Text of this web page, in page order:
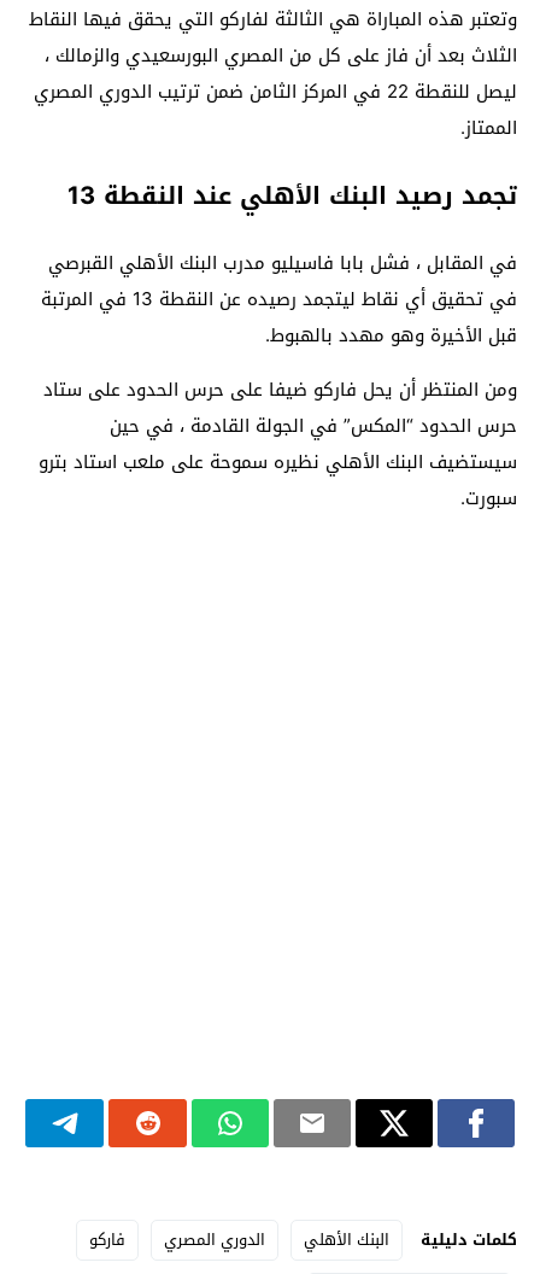
وتعتبر هذه المباراة هي الثالثة لفاركو التي يحقق فيها النقاط
الثلاث بعد أن فاز على كل من المصري البورسعيدي والزمالك ،
ليصل للنقطة 22 في المركز الثامن ضمن ترتيب الدوري المصري
الممتاز.
تجمد رصيد البنك الأهلي عند النقطة 13
في المقابل ، فشل بابا فاسيليو مدرب البنك الأهلي القبرصي
في تحقيق أي نقاط ليتجمد رصيده عن النقطة 13 في المرتبة
قبل الأخيرة وهو مهدد بالهبوط.
ومن المنتظر أن يحل فاركو ضيفا على حرس الحدود على ستاد
حرس الحدود “المكس” في الجولة القادمة ، في حين
سيستضيف البنك الأهلي نظيره سموحة على ملعب استاد بترو
سبورت.
كلمات دليلية البنك الأهلي الدوري المصري فاركو